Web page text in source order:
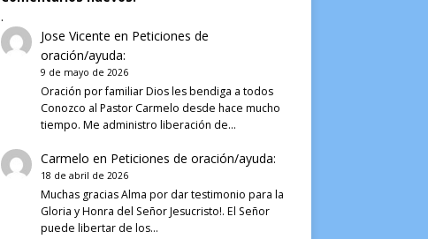
.
Jose Vicente en Peticiones de
oración/ayuda:
9 de mayo de 2026
Oración por familiar Dios les bendiga a todos
Conozco al Pastor Carmelo desde hace mucho
tiempo. Me administro liberación de…
Carmelo en Peticiones de oración/ayuda:
18 de abril de 2026
Muchas gracias Alma por dar testimonio para la
Gloria y Honra del Señor Jesucristo!. El Señor
puede libertar de los…